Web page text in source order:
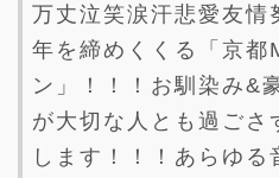
万丈泣笑涙汗悲愛友情
年を締めくくる「京都
ン」！！！お馴染み&
が大切な人とも過ごさ
します！！！あらゆ